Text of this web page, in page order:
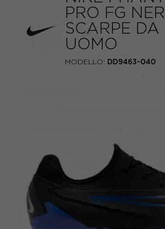
PRO FG
SCARPE DA
UOMO
MODELLO: DD9463-040